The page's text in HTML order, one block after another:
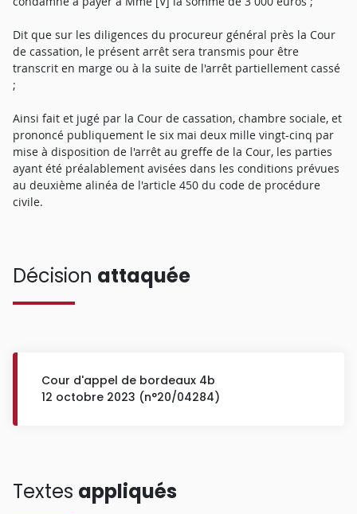
Dit que sur les diligences du procureur général près la Cour
de cassation, le présent arrêt sera transmis pour être
transcrit en marge ou à la suite de l'arrêt partiellement cassé
;
Ainsi fait et jugé par la Cour de cassation, chambre sociale, et
prononcé publiquement le six mai deux mille vingt-cinq par
mise à disposition de l'arrêt au greffe de la Cour, les parties
ayant été préalablement avisées dans les conditions prévues
au deuxième alinéa de l'article 450 du code de procédure
civile.
Décision attaquée
Cour d'appel de bordeaux 4b
12 octobre 2023 (n°20/04284)
Textes appliqués